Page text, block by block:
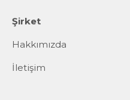
Şirket
Hakkımızda
İletişim